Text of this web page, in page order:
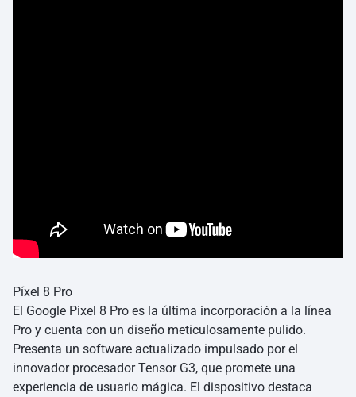
Píxel 8 Pro
El Google Pixel 8 Pro es la última incorporación a la línea
Pro y cuenta con un diseño meticulosamente pulido.
Presenta un software actualizado impulsado por el
innovador procesador Tensor G3, que promete una
experiencia de usuario mágica. El dispositivo destaca